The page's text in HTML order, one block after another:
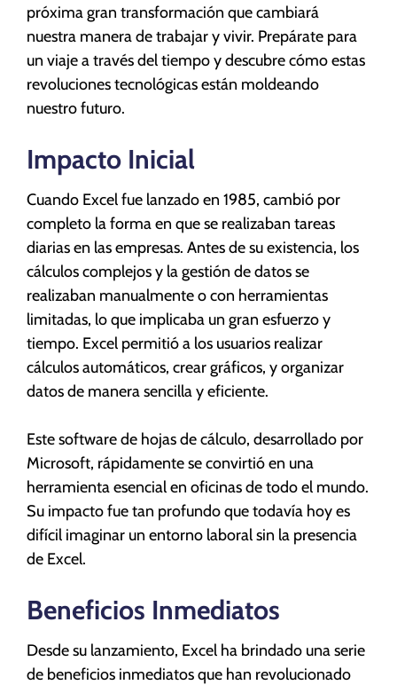
próxima gran transformación que cambiará
nuestra manera de trabajar y vivir. Prepárate para
un viaje a través del tiempo y descubre cómo estas
revoluciones tecnológicas están moldeando
nuestro futuro.
Impacto Inicial
Cuando Excel fue lanzado en 1985, cambió por
completo la forma en que se realizaban tareas
diarias en las empresas. Antes de su existencia, los
cálculos complejos y la gestión de datos se
realizaban manualmente o con herramientas
limitadas, lo que implicaba un gran esfuerzo y
tiempo. Excel permitió a los usuarios realizar
cálculos automáticos, crear gráficos, y organizar
datos de manera sencilla y eficiente.
Este software de hojas de cálculo, desarrollado por
Microsoft, rápidamente se convirtió en una
herramienta esencial en oficinas de todo el mundo.
Su impacto fue tan profundo que todavía hoy es
difícil imaginar un entorno laboral sin la presencia
de Excel.
Beneficios Inmediatos
Desde su lanzamiento, Excel ha brindado una serie
de beneficios inmediatos que han revolucionado